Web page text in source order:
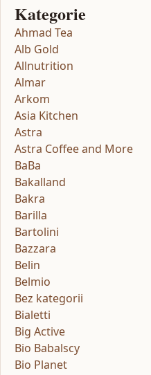
Kategorie
Ahmad Tea
Alb Gold
Allnutrition
Almar
Arkom
Asia Kitchen
Astra
Astra Coffee and More
BaBa
Bakalland
Bakra
Barilla
Bartolini
Bazzara
Belin
Belmio
Bez kategorii
Bialetti
Big Active
Bio Babalscy
Bio Planet